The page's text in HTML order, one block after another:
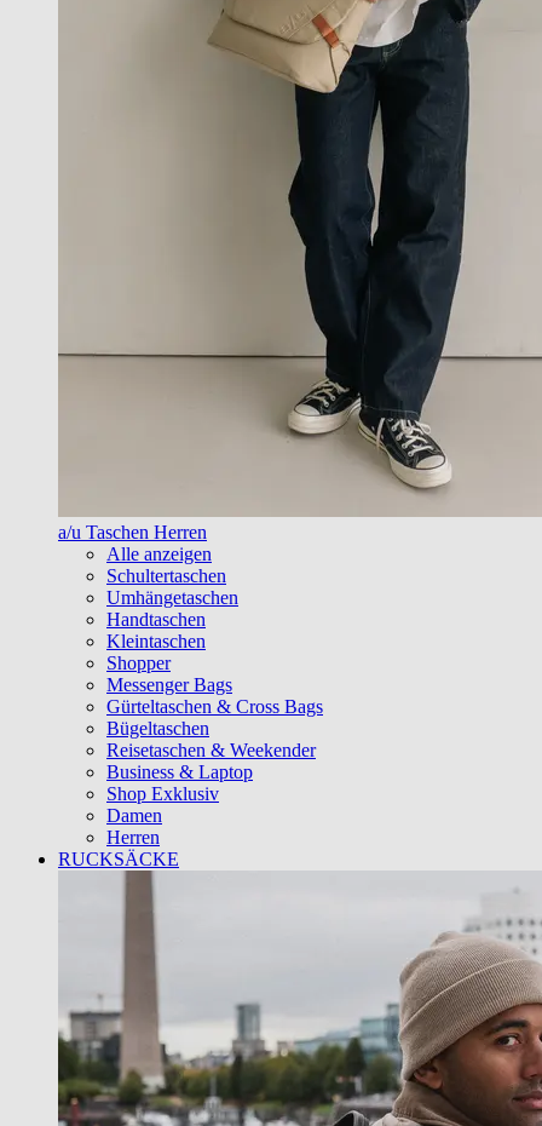
a/u Taschen Herren
Alle anzeigen
Schultertaschen
Umhängetaschen
Handtaschen
Kleintaschen
Shopper
Messenger Bags
Gürteltaschen & Cross Bags
Bügeltaschen
Reisetaschen & Weekender
Business & Laptop
Shop Exklusiv
Damen
Herren
RUCKSÄCKE